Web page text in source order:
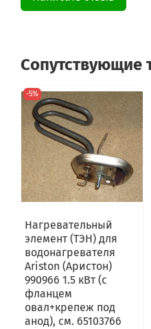
Сопутствующие
-5%
Нагревательный
элемент (ТЭН) для
водонагревателя
Ariston (Аристон)
990966 1.5 кВт (с
фланцем
овал+крепеж под
анод), см. 65103766